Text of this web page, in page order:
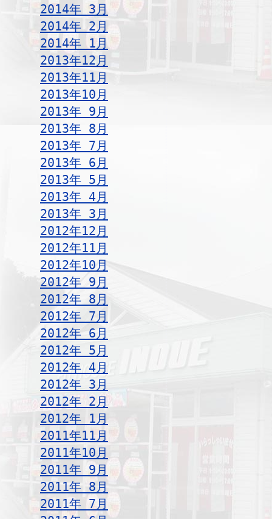
2014年 3月
2014年 2月
2014年 1月
2013年12月
2013年11月
2013年10月
2013年 9月
2013年 8月
2013年 7月
2013年 6月
2013年 5月
2013年 4月
2013年 3月
2012年12月
2012年11月
2012年10月
2012年 9月
2012年 8月
2012年 7月
2012年 6月
2012年 5月
2012年 4月
2012年 3月
2012年 2月
2012年 1月
2011年11月
2011年10月
2011年 9月
2011年 8月
2011年 7月